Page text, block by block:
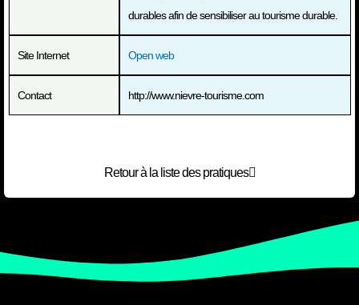
durables afin de sensibiliser au tourisme durable.
Site Internet Open web
Contact http://www.nievre-tourisme.com
Retour à la liste des pratiques